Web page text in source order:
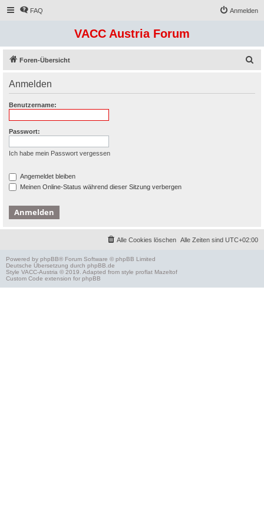
FAQ Anmelden
VACC Austria Forum
Foren-Übersicht
Anmelden
Benutzername:
Passwort:
Ich habe mein Passwort vergessen
Angemeldet bleiben
Meinen Online-Status während dieser Sitzung verbergen
Alle Zeiten sind UTC+02:00
Alle Cookies löschen
Powered by phpBB® Forum Software © phpBB Limited
Deutsche Übersetzung durch phpBB.de
Style VACC-Austria © 2019. Adapted from style proflat Mazeltof
Custom Code extension for phpBB